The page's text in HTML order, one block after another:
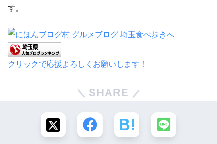
す。
クリックで応援よろしくお願いします！
SHARE